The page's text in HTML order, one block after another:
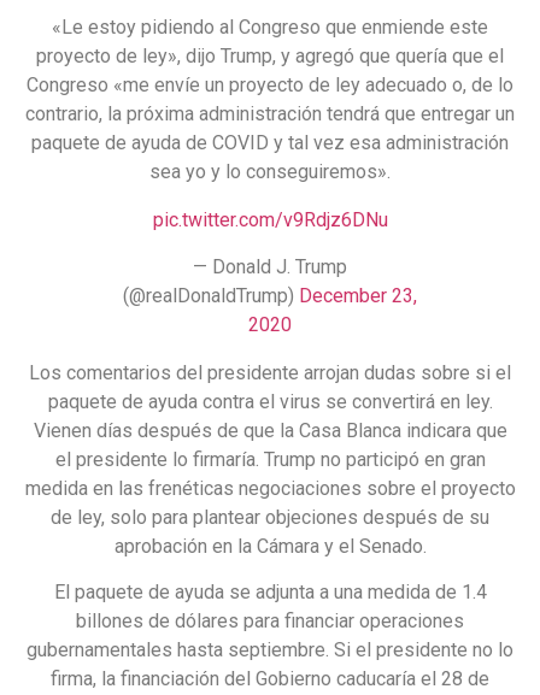
«Le estoy pidiendo al Congreso que enmiende este
proyecto de ley», dijo Trump, y agregó que quería que el
Congreso «me envíe un proyecto de ley adecuado o, de lo
contrario, la próxima administración tendrá que entregar un
paquete de ayuda de COVID y tal vez esa administración
sea yo y lo conseguiremos».
pic.twitter.com/v9Rdjz6DNu
— Donald J. Trump
(@realDonaldTrump) December 23,
2020
Los comentarios del presidente arrojan dudas sobre si el
paquete de ayuda contra el virus se convertirá en ley.
Vienen días después de que la Casa Blanca indicara que
el presidente lo firmaría. Trump no participó en gran
medida en las frenéticas negociaciones sobre el proyecto
de ley, solo para plantear objeciones después de su
aprobación en la Cámara y el Senado.
El paquete de ayuda se adjunta a una medida de 1.4
billones de dólares para financiar operaciones
gubernamentales hasta septiembre. Si el presidente no lo
firma, la financiación del Gobierno caducaría el 28 de